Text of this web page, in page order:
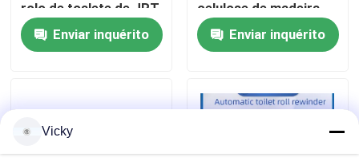
Notícias
Solicite um orçamento
VR
Linha de produção do lenço de papel
rolo de toalete de JRT
HRT
Enviar inquérito
celulose de madeira
com dispositivo de
reboque de aço para
borracha e máquina de
Enviar inquérito
Vicky